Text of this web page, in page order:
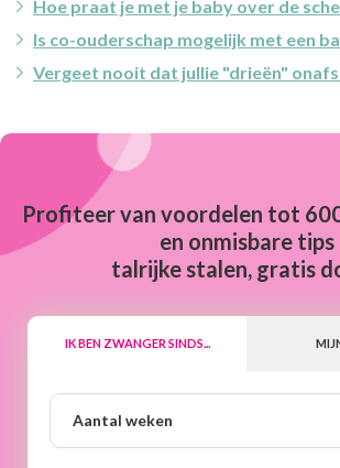
Hoe praat je met je baby over de
Is co-ouderschap mogelijk met een
Vergeet nooit dat jullie "drieën"
Profiteer van voordelen tot
en onmisbare tips
talrijke stalen, gratis
IK BEN ZWANGER SINDS...
Aantal weken